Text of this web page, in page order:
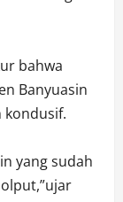
bahwa
Banyuasin
kondusif.
yang sudah